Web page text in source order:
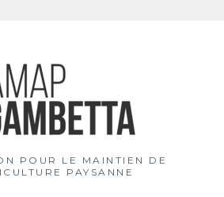
POUR LE MAINTIEN DE
PAYSANNE